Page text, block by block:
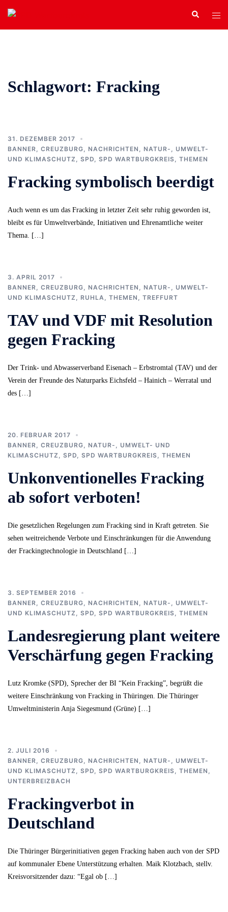
Zum
Inhalt
springen
Search
Schlagwort: Fracking
31. DEZEMBER 2017
BANNER
CREUZBURG NACHRICHTEN
NATUR-, UMWELT-
UND KLIMASCHUTZ
SPD SPD WARTBURGKREIS THEMEN
Fracking symbolisch beerdigt
Auch wenn es um das Fracking in letzter Zeit sehr ruhig geworden ist,
bleibt es für Umweltverbände, Initiativen und Ehrenamtliche weiter
Thema. […]
3. APRIL 2017
BANNER
CREUZBURG NACHRICHTEN
NATUR-, UMWELT-
UND KLIMASCHUTZ
RUHLA THEMEN TREFFURT
TAV und VDF mit Resolution
gegen Fracking
Der Trink- und Abwasserverband Eisenach – Erbstromtal (TAV) und der
Verein der Freunde des Naturparks Eichsfeld – Hainich – Werratal und
des […]
20. FEBRUAR 2017
BANNER
CREUZBURG
NATUR-, UMWELT- UND
KLIMASCHUTZ
SPD SPD WARTBURGKREIS THEMEN
Unkonventionelles Fracking
ab sofort verboten!
Die gesetzlichen Regelungen zum Fracking sind in Kraft getreten. Sie
sehen weitreichende Verbote und Einschränkungen für die Anwendung
der Frackingtechnologie in Deutschland […]
3. SEPTEMBER 2016
BANNER
CREUZBURG NACHRICHTEN
NATUR-, UMWELT-
UND KLIMASCHUTZ
SPD SPD WARTBURGKREIS THEMEN
Landesregierung plant weitere
Verschärfung gegen Fracking
Lutz Kromke (SPD), Sprecher der BI “Kein Fracking”, begrüßt die
weitere Einschränkung von Fracking in Thüringen. Die Thüringer
Umweltministerin Anja Siegesmund (Grüne) […]
2. JULI 2016
BANNER
CREUZBURG NACHRICHTEN
NATUR-, UMWELT-
UND KLIMASCHUTZ
SPD SPD WARTBURGKREIS THEMEN
UNTERBREIZBACH
Frackingverbot in
Deutschland
Die Thüringer Bürgerinitiativen gegen Fracking haben auch von der SPD
auf kommunaler Ebene Unterstützung erhalten. Maik Klotzbach, stellv.
Kreisvorsitzender dazu: “Egal ob […]